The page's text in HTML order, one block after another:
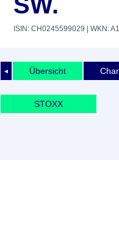
ISIN: CH0245599029 | WKN:
◄ Übersicht
STOXX